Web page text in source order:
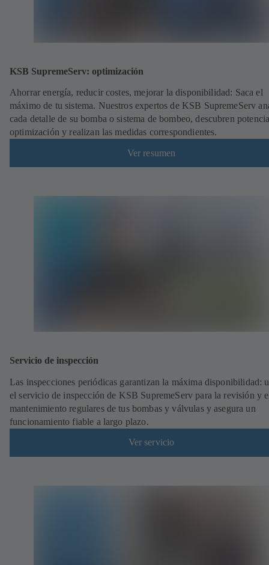
KSB SupremeServ: optimización
Ahorrar energía, reducir costes, mejorar la disponibilidad: Saca el
máximo de tu sistema. Nuestros expertos de KSB SupremeServ
cada detalle de su bomba o sistema de bombeo, descubren
optimización y realizan las medidas correspondientes.
Ver resumen
Servicio de inspección
Las inspecciones periódicas garantizan la máxima disponibilidad:
el servicio de inspección de KSB SupremeServ para la revisión y
mantenimiento regulares de tus bombas y válvulas y asegura un
funcionamiento fiable a largo plazo.
Ver servicio